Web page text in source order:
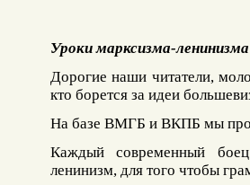
Уроки марксизма-ленинизма
Дорогие наши читатели,
кто борется за идеи
На базе ВМГБ и ВКПБ мы
Каждый современный
ленинизм, для того чтобы